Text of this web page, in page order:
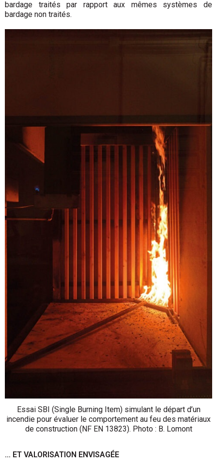
bardage traités par rapport aux mêmes systèmes de
bardage non traités.
Essai SBI (Single Burning Item) simulant le départ d’un
incendie pour évaluer le comportement au feu des matériaux
de construction (NF EN 13823). Photo : B. Lomont
… ET VALORISATION ENVISAGÉE